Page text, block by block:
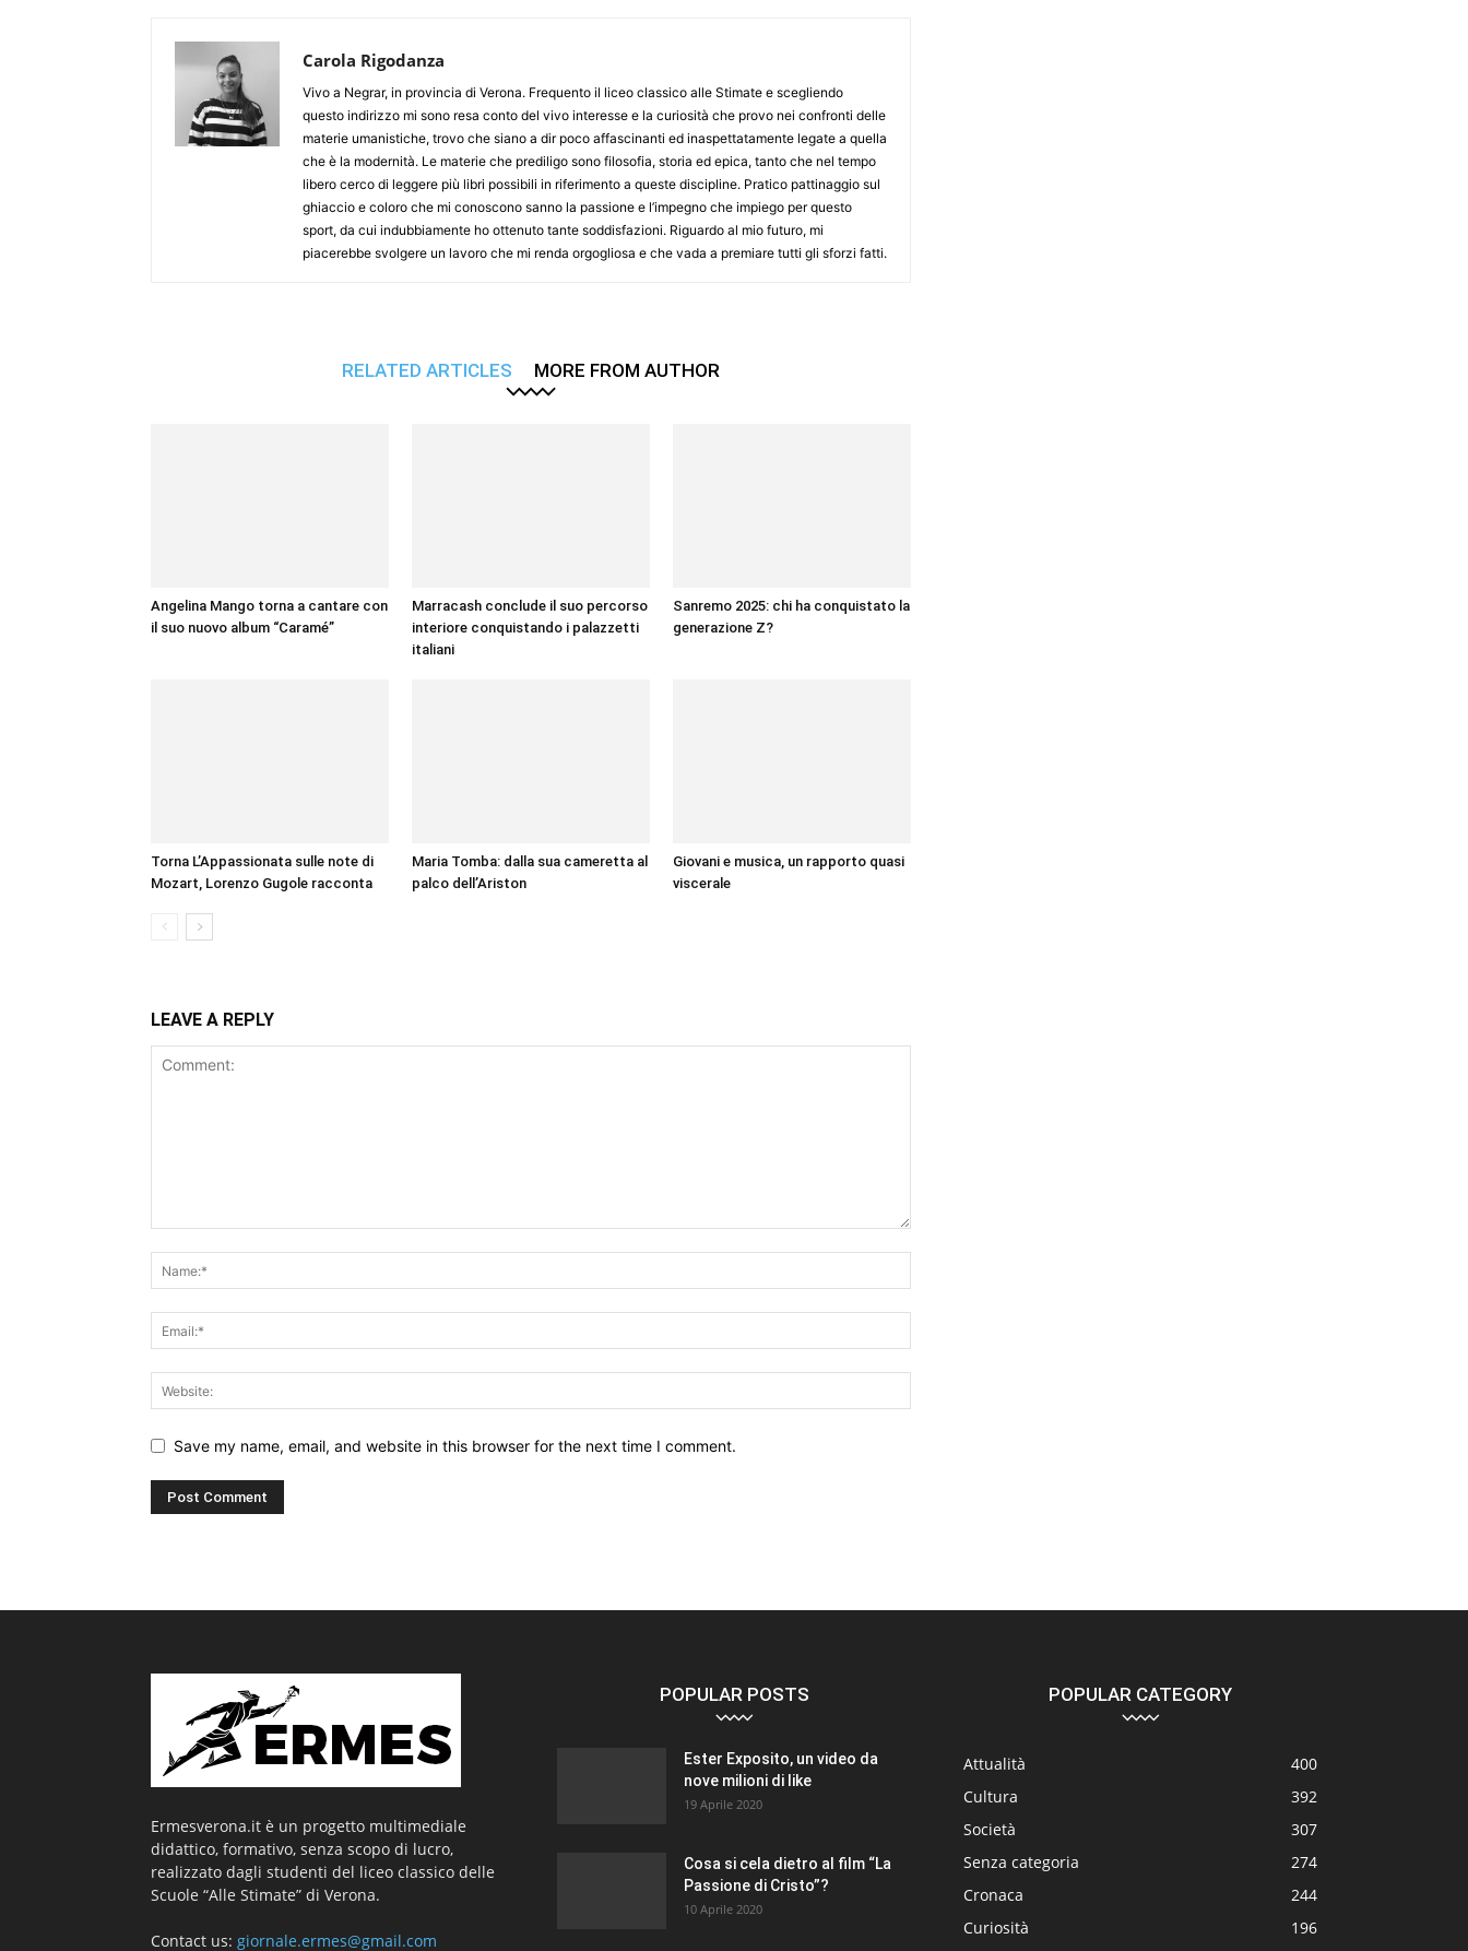
Carola Rigodanza
Vivo a Negrar, in provincia di Verona. Frequento il liceo classico alle Stimate e scegliendo
questo indirizzo mi sono resa conto del vivo interesse e la curiosità che provo nei confronti delle
materie umanistiche, trovo che siano a dir poco affascinanti ed inaspettatamente legate a quella
che è la modernità. Le materie che prediligo sono filosofia, storia ed epica, tanto che nel tempo
libero cerco di leggere più libri possibili in riferimento a queste discipline. Pratico pattinaggio sul
ghiaccio e coloro che mi conoscono sanno la passione e l’impegno che impiego per questo
sport, da cui indubbiamente ho ottenuto tante soddisfazioni. Riguardo al mio futuro, mi
piacerebbe svolgere un lavoro che mi renda orgogliosa e che vada a premiare tutti gli sforzi fatti.
RELATED ARTICLES MORE FROM AUTHOR
Angelina Mango torna a cantare con
il suo nuovo album “Caramé”
Marracash conclude il suo percorso
interiore conquistando i palazzetti
italiani
Sanremo 2025: chi ha conquistato la
generazione Z?
Torna L’Appassionata sulle note di
Mozart, Lorenzo Gugole racconta
Maria Tomba: dalla sua cameretta al
palco dell’Ariston
Giovani e musica, un rapporto quasi
viscerale
LEAVE A REPLY
Save my name, email, and website in this browser for the next time I comment.
Ermesverona.it è un progetto multimediale
didattico, formativo, senza scopo di lucro,
realizzato dagli studenti del liceo classico delle
Scuole “Alle Stimate” di Verona.
Contact us: giornale.ermes@gmail.com
POPULAR POSTS
Ester Exposito, un video da
nove milioni di like
19 Aprile 2020
Cosa si cela dietro al film “La
Passione di Cristo”?
10 Aprile 2020
POPULAR CATEGORY
Attualità
400
Cultura
392
Società
307
Senza categoria
274
Cronaca
244
Curiosità
196